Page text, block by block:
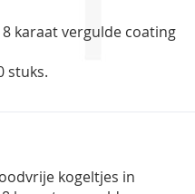
karaat vergulde coating
stuks.
kogeltjes in